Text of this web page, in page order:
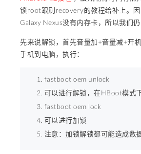
锁root跟刷recovery的教程给补上。
Galaxy Nexus没有内存卡，所以我们仍
先来说解锁，首先音量加+音量减+开
手机到电脑，执行：
fastboot oem unlock
可以进行解锁，在HBoot模式
fastboot oem lock
可以进行加锁
注意：加锁解锁都可能造成数